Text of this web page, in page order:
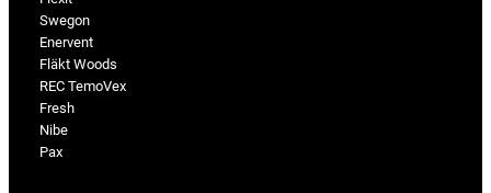
Swegon
Enervent
Fläkt Woods
REC TemoVex
Fresh
Nibe
Pax